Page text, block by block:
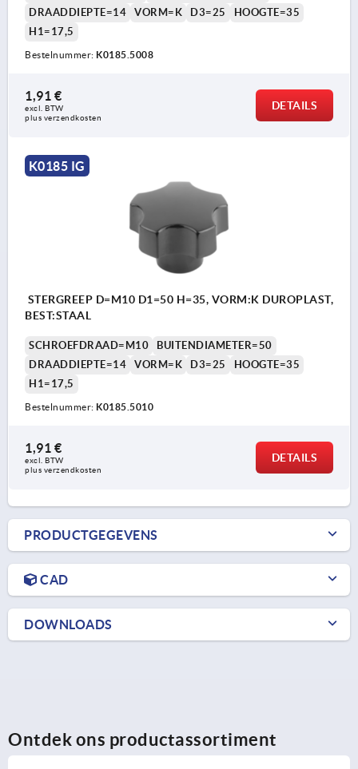
DRAADDIEPTE=14
VORM=K D3=25
HOOGTE=35
H1=17,5
Bestelnummer: K0185.5008
1,91 €
excl. BTW
plus verzendkosten
DETAILS
K0185 IG
STERGREEP D=M10 D1=50 H=35, VORM:K DUROPLAST,
BEST:STAAL
SCHROEFDRAAD=M10
BUITENDIAMETER=50
DRAADDIEPTE=14
VORM=K D3=25
HOOGTE=35
H1=17,5
Bestelnummer: K0185.5010
1,91 €
excl. BTW
plus verzendkosten
DETAILS
PRODUCTGEGEVENS
CAD
DOWNLOADS
Ontdek ons productassortiment